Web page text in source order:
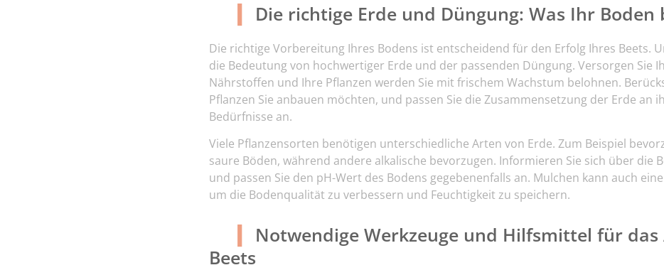
Die richtige Erde und Düngung: Was Ihr
Die richtige Vorbereitung Ihres Bodens ist entscheidend für den Erfolg Ihres Beets.
die Bedeutung von hochwertiger Erde und der passenden Düngung. Versorgen Sie
Nährstoffen und Ihre Pflanzen werden Sie mit frischem Wachstum belohnen.
Pflanzen Sie anbauen möchten, und passen Sie die Zusammensetzung der Erde an
Bedürfnisse an.
Viele Pflanzensorten benötigen unterschiedliche Arten von Erde. Zum Beispiel
saure Böden, während andere alkalische bevorzugen. Informieren Sie sich über die
und passen Sie den pH-Wert des Bodens gegebenenfalls an. Mulchen kann auch
um die Bodenqualität zu verbessern und Feuchtigkeit zu speichern.
Notwendige Werkzeuge und Hilfsmittel für das
Beets